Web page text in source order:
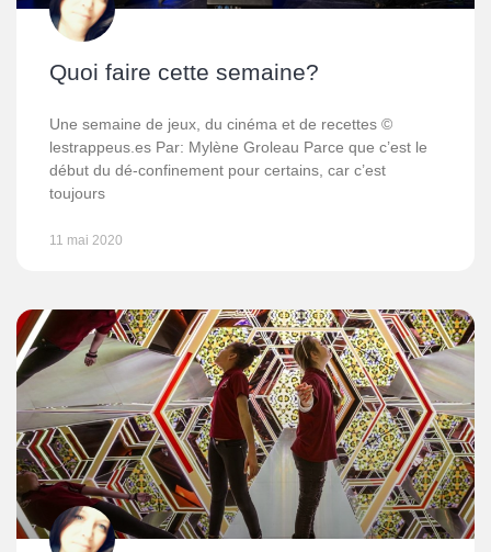
Quoi faire cette semaine?
Une semaine de jeux, du cinéma et de recettes ©
lestrappeus.es Par: Mylène Groleau Parce que c’est le
début du dé-confinement pour certains, car c’est
toujours
11 mai 2020